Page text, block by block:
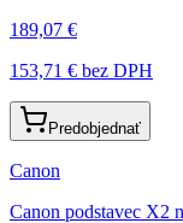
189,07 €
153,71 € bez DPH
Predobjednať
Canon
Canon podstavec X2